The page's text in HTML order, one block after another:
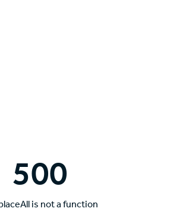
500
is not a function